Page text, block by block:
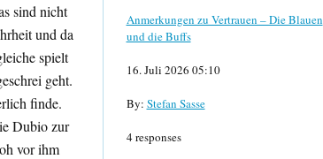
sind nicht
und da
spielt
geht.
finde.
Dubio zur
vor ihm
Anmerkungen zu Vertrauen – Die Blauen
und die Buffs
16. Juli 2026 05:10
By: Stefan Sasse
4 responses